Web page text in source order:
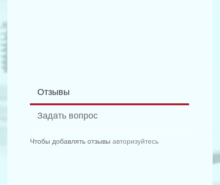
Отзывы
Задать вопрос
Чтобы добавлять отзывы авторизуйтесь